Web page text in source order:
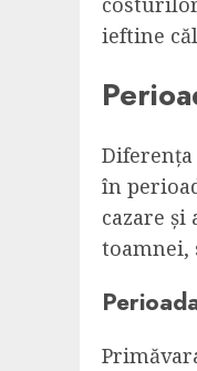
ieftine
în
cazare și
toamnei,